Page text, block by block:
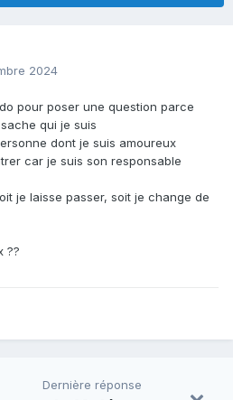
2024
pour poser une question parce
qui je suis
dont je suis amoureux
car je suis son responsable
je laisse passer, soit je change de
??
Dernière réponse